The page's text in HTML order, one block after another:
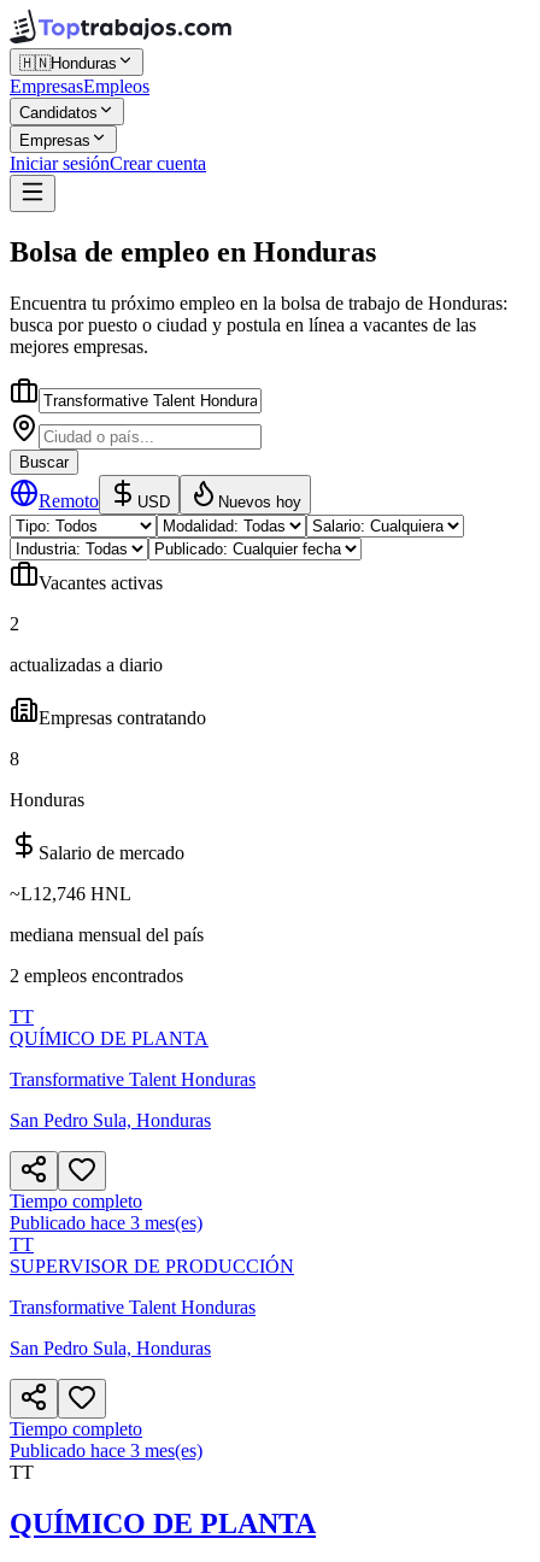
🇭🇳Honduras
EmpresasEmpleos
Candidatos
Empresas
Iniciar sesiónCrear cuenta
Bolsa de empleo en Honduras
Encuentra tu próximo empleo en la bolsa de trabajo de Honduras:
busca por puesto o ciudad y postula en línea a vacantes de las
mejores empresas.
Buscar
Remoto USD Nuevos hoy
Vacantes activas
2
actualizadas a diario
Empresas contratando
8
Honduras
Salario de mercado
~L12,746 HNL
mediana mensual del país
2 empleos encontrados
TT
QUÍMICO DE PLANTA
Transformative Talent Honduras
San Pedro Sula, Honduras
Tiempo completo
Publicado hace 3 mes(es)
TT
SUPERVISOR DE PRODUCCIÓN
Transformative Talent Honduras
San Pedro Sula, Honduras
Tiempo completo
Publicado hace 3 mes(es)
TT
QUÍMICO DE PLANTA